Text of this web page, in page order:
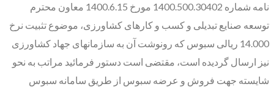
نامه شماره 1400.500.30402 مورخ 1400.6.15 معاون محترم
توسعه صنایع تبدیلی و کسب و کارهای کشاورزی، موضوع تثبیت نرخ
14.000 ریالی سبوس که رونوشت آن به سازمانهای جهاد کشاورزی
نیز ارسال گردیده است، مقتضی است دستور فرمائید مراتب به نحو
شایسته جهت فروش و عرضه سبوس از طریق سامانه سبوس